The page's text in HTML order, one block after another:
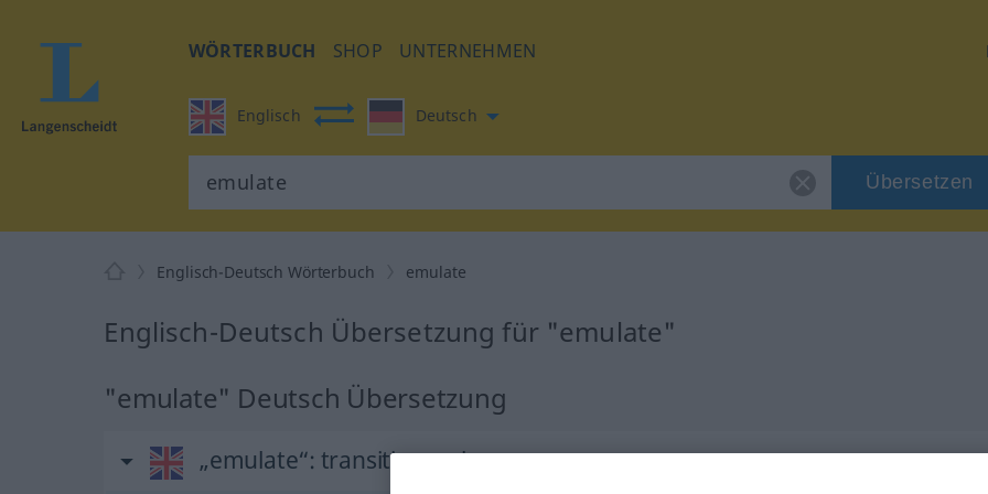
WÖRTERBUCH SHOP UNTERNEHMEN
Englisch Deutsch
Übersetzen
Englisch-Deutsch Wörterbuch emulate
Englisch-Deutsch Übersetzung für "emulate"
"emulate" Deutsch Übersetzung
„emulate“: transitive verb